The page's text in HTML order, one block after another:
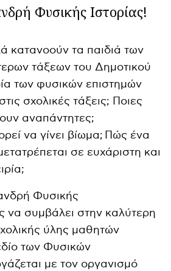
Φυσικής Ιστορίας!
κατανοούν τα παιδιά των
τάξεων του Δημοτικού
των φυσικών επιστημών
σχολικές τάξεις; Ποιες
αναπάντητες;
να γίνει βίωμα; Πώς ένα
σε ευχάριστη και
Φυσικής
να συμβάλει στην καλύτερη
ύλης μαθητών
των Φυσικών
με τον οργανισμό